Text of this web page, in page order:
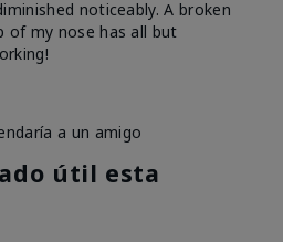
noticeably. A broken
of my nose has all but
a un amigo
útil esta